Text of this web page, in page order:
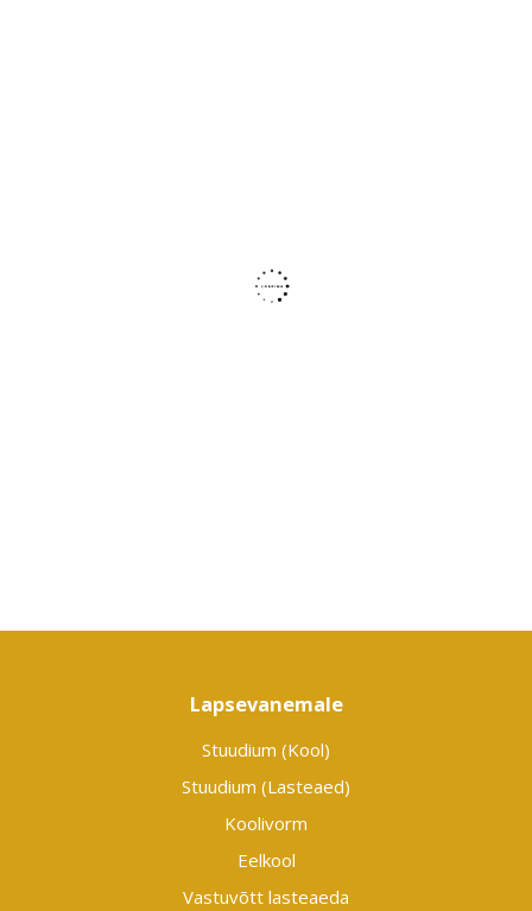
Lapsevanemale
Stuudium (Kool)
Stuudium (Lasteaed)
Koolivorm
Eelkool
Vastuvõtt lasteaeda